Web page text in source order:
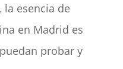
la esencia de
en Madrid es
probar y